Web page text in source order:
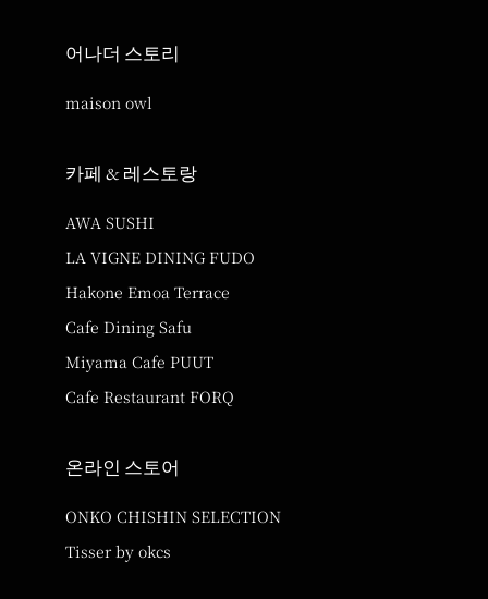
어나더 스토리
maison owl
카페 & 레스토랑
AWA SUSHI
LA VIGNE DINING FUDO
Hakone Emoa Terrace
Cafe Dining Safu
Miyama Cafe PUUT
Cafe Restaurant FORQ
온라인 스토어
ONKO CHISHIN SELECTION
Tisser by okcs